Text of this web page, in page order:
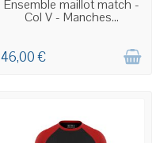
Ensemble maillot match -
Col V - Manches...
46,00 €